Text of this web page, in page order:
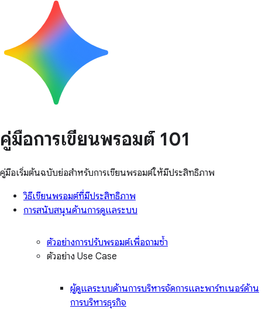
คู่มือการเขียนพรอมต์ 101
คู่มือเริ่มต้นฉบับย่อสำหรับการเขียนพรอมต์ให้มีประสิทธิภาพ
วิธีเขียนพรอมต์ที่มีประสิทธิภาพ
การสนับสนุนด้านการดูแลระบบ
ตัวอย่างการปรับพรอมต์เพื่อถามซ้ำ
ตัวอย่าง Use Case
ผู้ดูแลระบบด้านการบริหารจัดการและพาร์ทเนอร์ด้าน
การบริหารธุรกิจ